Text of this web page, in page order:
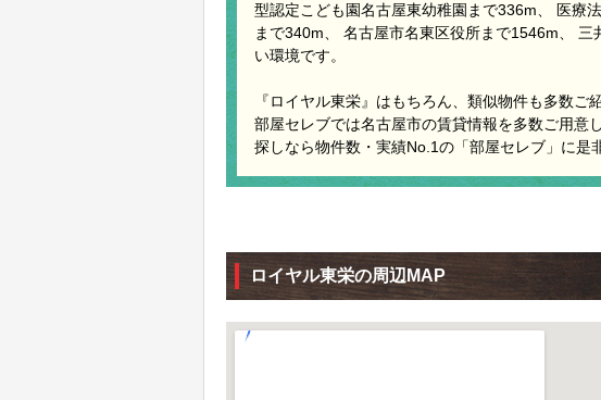
型認定こども園名古屋東幼稚園まで336m、 医療
まで340m、 名古屋市名東区役所まで1546m、
い環境です。
『ロイヤル東栄』はもちろん、類似物件も多数ご
部屋セレブでは名古屋市の賃貸情報を多数ご用意
探しなら物件数・実績No.1の「部屋セレブ」に是
ロイヤル東栄の周辺MAP